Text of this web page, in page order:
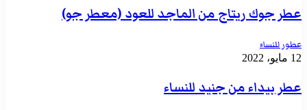
عطر جوك ريتاج من الماجد للعود (معطر جو)
عطور للنساء
12 مايو، 2022
عطر بيداء من جنيد للنساء